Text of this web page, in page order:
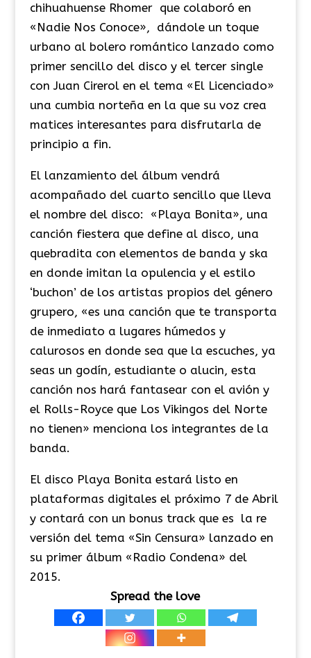
chihuahuense Rhomer que colaboró en
«Nadie Nos Conoce», dándole un toque
urbano al bolero romántico lanzado como
primer sencillo del disco y el tercer single
con Juan Cirerol en el tema «El Licenciado»
una cumbia norteña en la que su voz crea
matices interesantes para disfrutarla de
principio a fin.
El lanzamiento del álbum vendrá
acompañado del cuarto sencillo que lleva
el nombre del disco: «Playa Bonita», una
canción fiestera que define al disco, una
quebradita con elementos de banda y ska
en donde imitan la opulencia y el estilo
‘buchon’ de los artistas propios del género
grupero, «es una canción que te transporta
de inmediato a lugares húmedos y
calurosos en donde sea que la escuches, ya
seas un godín, estudiante o alucin, esta
canción nos hará fantasear con el avión y
el Rolls-Royce que Los Vikingos del Norte
no tienen» menciona los integrantes de la
banda.
El disco Playa Bonita estará listo en
plataformas digitales el próximo 7 de Abril
y contará con un bonus track que es la re
versión del tema «Sin Censura» lanzado en
su primer álbum «Radio Condena» del
2015.
Spread the love